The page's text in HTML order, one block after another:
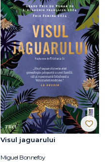
Visul jaguarului
Miguel Bonnefoy